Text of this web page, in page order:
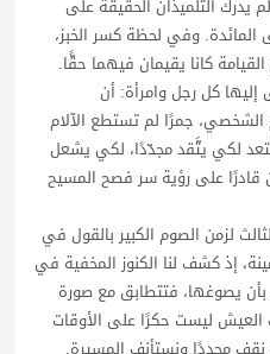
يدرك التلميذان الحقيقة على
وفي لحظة كسر الخبز،
كانا يقيمان فيهما حقًّا.
كل رجل وامرأة: أن
الشخصي، جمرًا لم تستطع الآلام
لكي يتَّقد مجدّدًا، لكي يشعل
قادرًا على رؤية سر فصح المسيح
لزمن الصوم الكبير بالقول في
إذ كشف لنا الكنوز المخفية في
بأن يصوغها، فتتطابق مع صورة
العيش ليست حكرًا على الأوقات